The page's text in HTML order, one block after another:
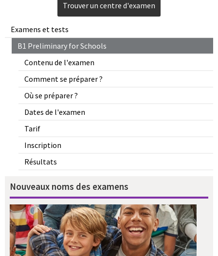
Examens et tests
B1 Preliminary for Schools
Contenu de l'examen
Comment se préparer ?
Où se préparer ?
Dates de l'examen
Tarif
Inscription
Résultats
Nouveaux noms des examens
Trouver un centre d'examen